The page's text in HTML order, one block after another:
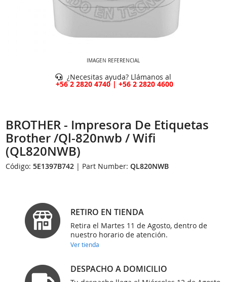
IMAGEN REFERENCIAL
¿Necesitas ayuda? Llámanos al
+56 2 2820 4740 | +56 2 2820 4600
BROTHER - Impresora De Etiquetas
Brother /Ql-820nwb / Wifi
(QL820NWB)
Código:5E1397B742 | Part Number:QL820NWB
RETIRO EN TIENDA
Retira el Martes 11 de Agosto, dentro de
nuestro horario de atención.
Ver tienda
DESPACHO A DOMICILIO